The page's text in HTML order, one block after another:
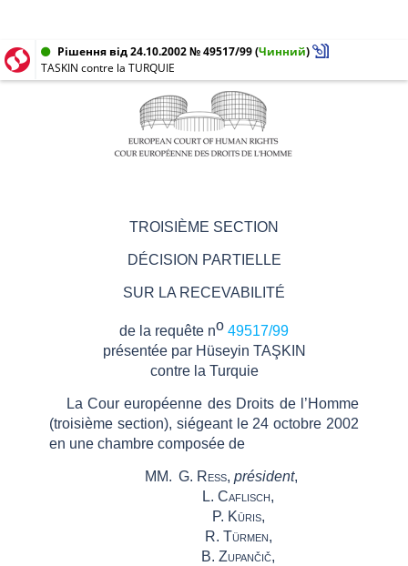
Рішення від 24.10.2002 № 49517/99(Чинний)
TASKIN contre la TURQUIE
TROISIÈME SECTION
DÉCISION PARTIELLE
SUR LA RECEVABILITÉ
de la requête no 49517/99
présentée par Hüseyin TAŞKIN
contre la Turquie
La Cour européenne des Droits de l’Homme
(troisième section), siégeant le 24 octobre 2002
en une chambre composée de
MM. G. Ress, président,
L. Caflisch,
P. Kūris,
R. Türmen,
B. Zupančič,